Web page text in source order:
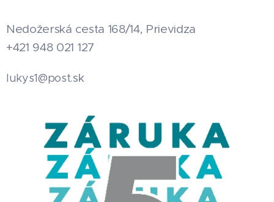
Nedožerská cesta 168/14, Prievidza
+421 948 021 127
lukys1@post.sk